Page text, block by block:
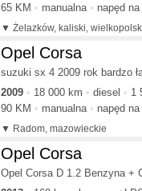
65 KM
manualna napęd
Żelazków, kaliski,
Opel Corsa
suzuki sx 4 2009 rok bardzo
2009
18 000 km diesel
1
90 KM
manualna napęd
Radom, mazowieckie
Opel Corsa
Opel Corsa D 1.2 Benzyna +